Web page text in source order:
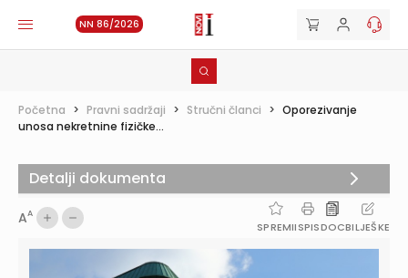
NN 86/2026
Početna > Pravni sadržaji > Stručni članci > Oporezivanje
unosa nekretnine fizičke...
AA
SPREMIISPISDOCBILJEŠKE
Detalji dokumenta